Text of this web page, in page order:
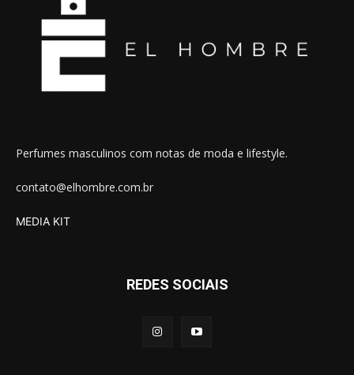
Perfumes masculinos com notas de moda e lifestyle.
contato@elhombre.com.br
MEDIA KIT
REDES SOCIAIS